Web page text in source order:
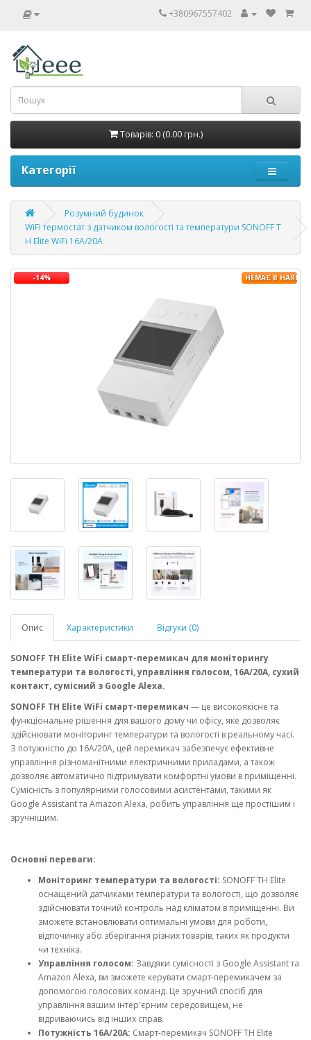
+380967557402
Товарів: 0 (0.00 грн.)
Категорії
Розумний будинок
WiFi термостат з датчиком вологості та температури SONOFF T
H Elite WiFi 16A/20A
-14% НЕМАЄ В
Опис Характеристики Відгуки (0)
SONOFF TH Elite WiFi смарт-перемикач для моніторингу
температури та вологості, управління голосом, 16A/20A, сухий
контакт, сумісний з Google Alexa.
SONOFF TH Elite WiFi смарт-перемикач — це високоякісне та
функціональне рішення для вашого дому чи офісу, яке дозволяє
здійснювати моніторинг температури та вологості в реальному часі.
З потужністю до 16A/20A, цей перемикач забезпечує ефективне
управління різноманітними електричними приладами, а також
дозволяє автоматично підтримувати комфортні умови в приміщенні.
Сумісність з популярними голосовими асистентами, такими як
Google Assistant та Amazon Alexa, робить управління ще простішим і
зручнішим.
Основні переваги:
Моніторинг температури та вологості: SONOFF TH Elite
оснащений датчиками температури та вологості, що дозволяє
здійснювати точний контроль над кліматом в приміщенні. Ви
зможете встановлювати оптимальні умови для роботи,
відпочинку або зберігання різних товарів, таких як продукти
чи техніка.
Управління голосом: Завдяки сумісності з Google Assistant та
Amazon Alexa, ви зможете керувати смарт-перемикачем за
допомогою голосових команд. Це зручний спосіб для
управління вашим інтер'єрним середовищем, не
відриваючись від інших справ.
Потужність 16A/20A: Смарт-перемикач SONOFF TH Elite